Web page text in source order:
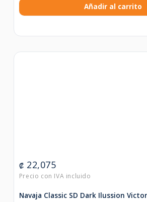
Añadir al carrito
₡ 22,075
Navaja Classic SD Dark Ilussion